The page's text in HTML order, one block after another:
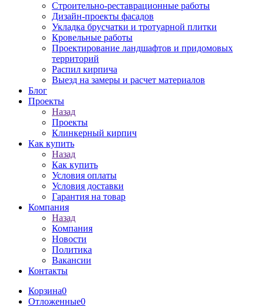
Строительно-реставрационные работы
Дизайн-проекты фасадов
Укладка брусчатки и тротуарной плитки
Кровельные работы
Проектирование ландшафтов и придомовых
территорий
Распил кирпича
Выезд на замеры и расчет материалов
Блог
Проекты
Назад
Проекты
Клинкерный кирпич
Как купить
Назад
Как купить
Условия оплаты
Условия доставки
Гарантия на товар
Компания
Назад
Компания
Новости
Политика
Вакансии
Контакты
Корзина0
Отложенные0